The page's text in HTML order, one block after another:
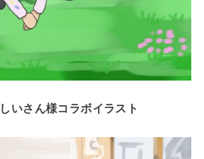
いさん様コラボイラスト